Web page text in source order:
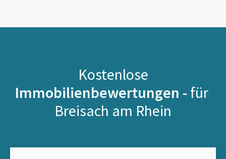
Kostenlose
Immobilienbewertungen - für
Breisach am Rhein